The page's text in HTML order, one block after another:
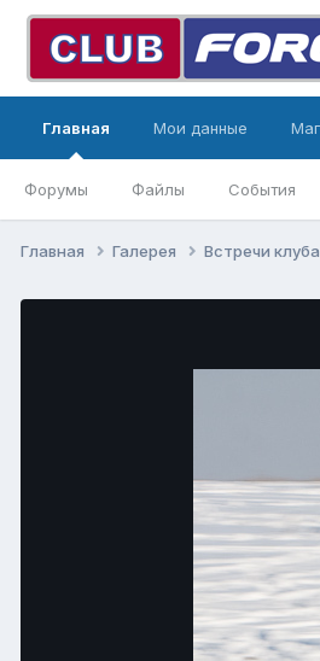
Главная
Форумы Файлы События
Мои данные
Главная Галерея Встречи клуба